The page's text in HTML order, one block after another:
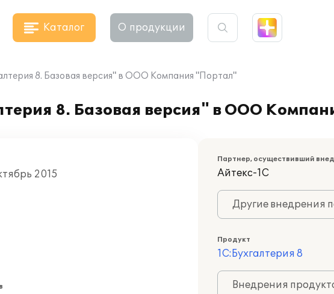
Каталог О продукции
8. Базовая версия" в ООО Компания "Портал"
8. Базовая версия" в ООО
2015
Партнер, осуществивший
Айтекс-1С
Другие внедрения
Продукт
1С:Бухгалтерия 8
Внедрения